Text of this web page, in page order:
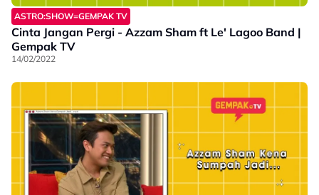
ASTRO:SHOW=GEMPAK TV
Cinta Jangan Pergi - Azzam Sham ft Le' Lagoo Band |
Gempak TV
14/02/2022